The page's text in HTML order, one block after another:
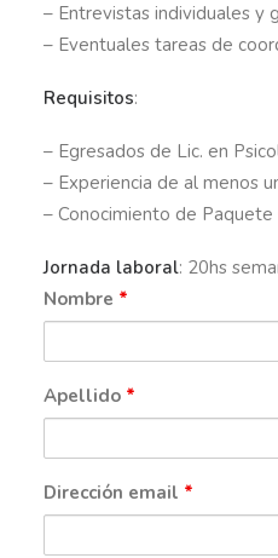
– Entrevistas individuales y
– Eventuales tareas de
Requisitos:
– Egresados de Lic. en
– Experiencia de al menos
– Conocimiento de Paquete
Jornada laboral: 20hs
Nombre *
Apellido *
Dirección email *